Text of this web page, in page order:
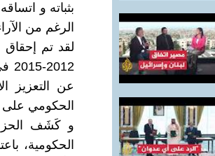
بثباته و
الرغم من
لقد تم
عن التعزيز
الحكومي على
الحكومية،